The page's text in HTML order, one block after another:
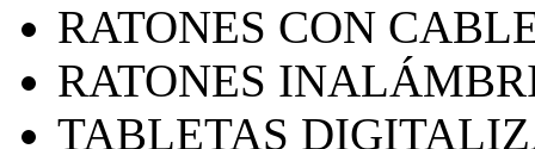
RATONES CON
RATONES
TABLETAS